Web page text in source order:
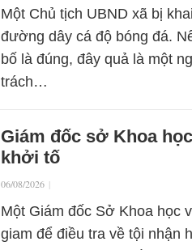
Một Chủ tịch UBND xã bị
đường dây cá độ bóng đá.
bố là đúng, đây quả là một
trách…
Giám đốc sở Khoa
khởi tố
06/08/2026 |
Một Giám đốc Sở Khoa học
giam để điều tra về tội nhận